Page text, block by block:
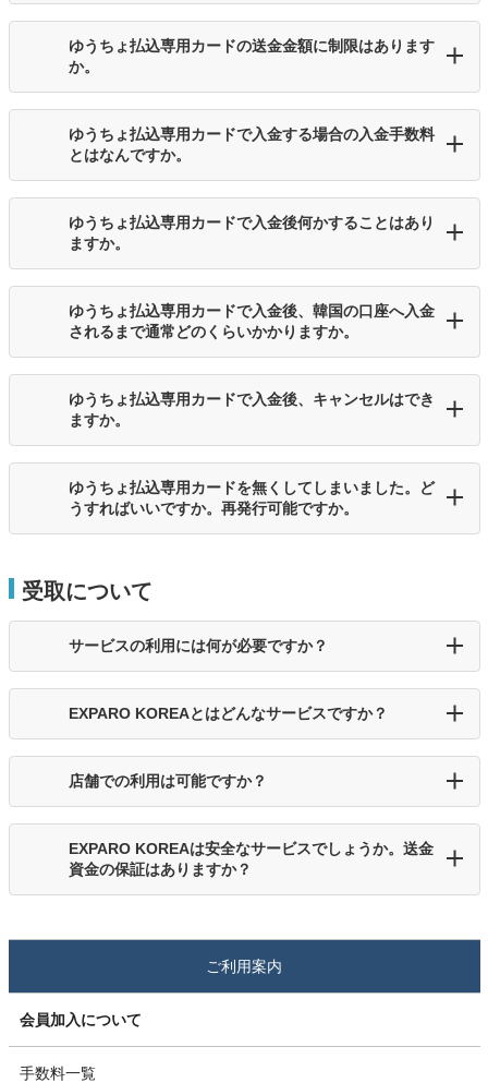
ゆうちょ払込専用カードの送金金額に制限はあります
か。
ゆうちょ払込専用カードで入金する場合の入金手数料
とはなんですか。
ゆうちょ払込専用カードで入金後何かすることはあり
ますか。
ゆうちょ払込専用カードで入金後、韓国の口座へ入金
されるまで通常どのくらいかかりますか。
ゆうちょ払込専用カードで入金後、キャンセルはでき
ますか。
ゆうちょ払込専用カードを無くしてしまいました。ど
うすればいいですか。再発行可能ですか。
受取について
サービスの利用には何が必要ですか？
EXPARO KOREAとはどんなサービスですか？
店舗での利用は可能ですか？
EXPARO KOREAは安全なサービスでしょうか。送金
資金の保証はありますか？
ご利用案内
会員加入について
手数料一覧